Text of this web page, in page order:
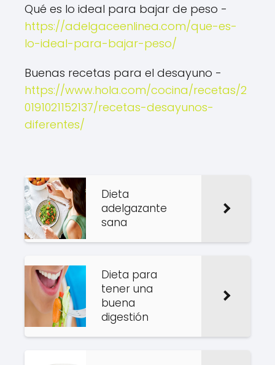
Qué es lo ideal para bajar de peso -
https://adelgaceenlinea.com/que-es-
lo-ideal-para-bajar-peso/
Buenas recetas para el desayuno -
https://www.hola.com/cocina/recetas/2
0191021152137/recetas-desayunos-
diferentes/
Dieta
adelgazante
sana
Dieta para
tener una
buena
digestión